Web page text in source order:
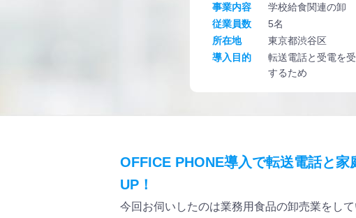
事業内容
学校給食関連の卸
従業員数
5名
所在地
東京都渋谷区
導入目的
転送電話と受電を
するため
OFFICE PHONE導入で転送電話と
UP！
今回お伺いしたのは業務用食品の卸売業をし